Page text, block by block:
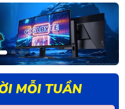
MỖI TUẦN